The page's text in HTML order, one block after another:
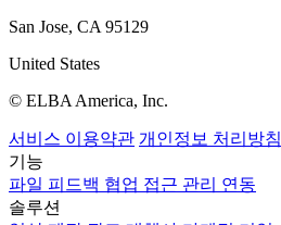
San Jose, CA 95129
United States
© ELBA America, Inc.
서비스 이용약관 개인정보 처리방침
기능
파일 피드백 협업 접근 관리 연동
솔루션